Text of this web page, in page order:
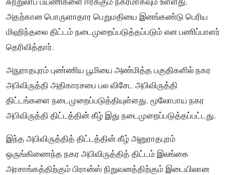
அதற்கான பொருளாதார பெறுமதியை இனங்கண்டு பெரிய
மிஹிந்தலை திட்டம் நடைமுறைப்படுத்தப்படும் என பணிப்பாளர்
தெரிவித்தார்.
அநுராதபுரம் புண்ணிய பூமியை அண்மித்த பகுதிகளில் நகர
அபிவிருத்தி அதிகாரசபை பல விசேட அபிவிருத்தி
திட்டங்களை நடைமுறைப்படுத்தியுள்ளது. மூலோபாய நகர
அபிவிருத்தி திட்டத்தின் கீழ் இது நடைமுறைப்படுத்தப்பட்டது.
இந்த அபிவிருத்தித் திட்டத்தின் கீழ் அனுராதபுரம்
ஒருங்கிணைந்த நகர அபிவிருத்தித் திட்டம் இலங்கை
அரசாங்கத்திற்கும் பிரான்ஸ் நிறுவனத்திற்கும் இடையிலான